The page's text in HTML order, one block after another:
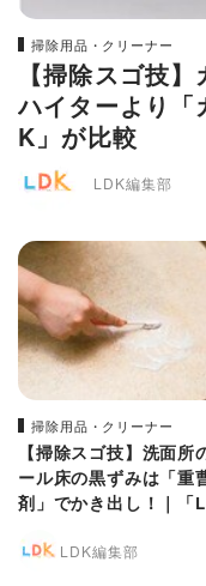
掃除用品・クリーナー
【掃除スゴ技
ハイターより
K」が比較
LDK編集部
掃除用品・クリーナー
【掃除スゴ技】洗面所
ール床の黒ずみは「重
剤」でかき出し！｜「
LDK編集部